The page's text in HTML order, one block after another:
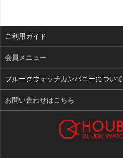
ご利用ガイド
よくある質問
支払い・送料
お客様の声
会員メニュー
ログイン
お気に入り
ブルークウォッチカンパニーについて
会社概要
お問い合わせはこちら